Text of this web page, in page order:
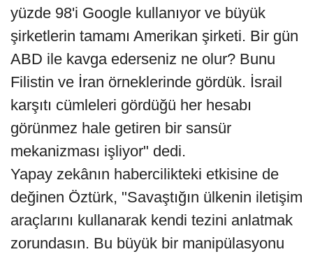
yüzde 98'i Google kullanıyor ve büyük
şirketlerin tamamı Amerikan şirketi. Bir gün
ABD ile kavga ederseniz ne olur? Bunu
Filistin ve İran örneklerinde gördük. İsrail
karşıtı cümleleri gördüğü her hesabı
görünmez hale getiren bir sansür
mekanizması işliyor" dedi.
Yapay zekânın habercilikteki etkisine de
değinen Öztürk, "Savaştığın ülkenin iletişim
araçlarını kullanarak kendi tezini anlatmak
zorundasın. Bu büyük bir manipülasyonu